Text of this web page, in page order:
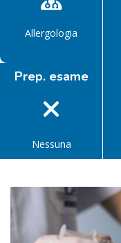
Allergologia
Prep. esame
Nessuna